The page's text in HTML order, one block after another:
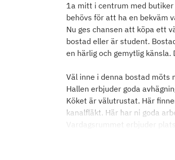
1a mitt i centrum med
behövs för att ha en bekväm
Nu ges chansen att köpa ett
bostad eller är student.
en härlig och gemytlig
Väl inne i denna bostad möts
Hallen erbjuder goda
Köket är välutrustat. Här
kanalfläkt. Här har ni goda
Vardagsrummet erbjuder